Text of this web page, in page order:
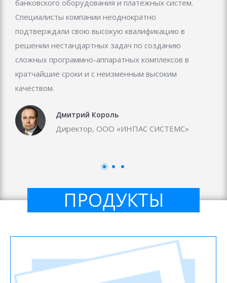
банковского оборудования и платежных систем.
Специалисты компании неоднократно
подтверждали свою высокую квалификацию в
решении нестандартных задач по созданию
сложных программно-аппаратных комплексов в
кратчайшие сроки и с неизменным высоким
качеством.
Дмитрий Король
Директор, ООО «ИНПАС СИСТЕМС»
ПРОДУКТЫ